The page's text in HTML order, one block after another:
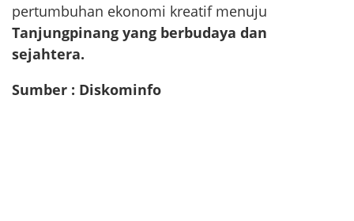
pertumbuhan ekonomi kreatif menuju
Tanjungpinang yang berbudaya dan
sejahtera.
Sumber : Diskominfo